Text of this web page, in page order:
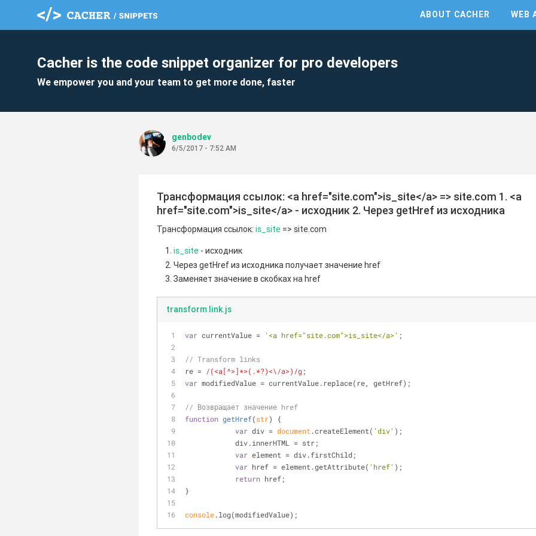
ABOUT CACHER WEB
Cacher is the code snippet organizer for pro developers
We empower you and your team to get more done, faster
genbodev
6/5/2017 - 7:52 AM
Трансформация ссылок: <a href="site.com">is_site</a> => site.com 1. <a
href="site.com">is_site</a> - исходник 2. Через getHref из исходника
Трансформация ссылок: is_site => site.com
is_site - исходник
Через getHref из исходника получает значение href
Заменяет значение в скобках на href
transform link.js
var currentValue = '<a href="site.com">is_site</a>' ;
// Transform links
re = /(<a[^>]*>(.*?)<\/a>)/g;
var modifiedValue = currentValue.replace(re, getHref);
// Возвращает значение href
function getHref(str)
{
var div = document .createElement( 'div' );
            div.innerHTML = str;
var element = div.firstChild;
var href = element.getAttribute( 'href' );
return href;
}
console.log(modifiedValue);